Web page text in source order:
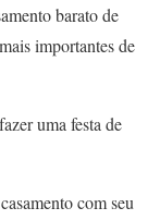
barato de
importantes de
uma festa de
com seu